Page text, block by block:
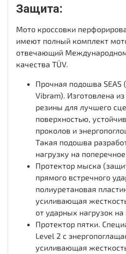
Защита:
Мото кроссовки
имеют полный комплект
отвечающий
качества TÜV.
Прочная подошва SEAS
Vibram). Изготовлена
резины для лучшего
поверхностью,
проколов и
Такая подошва
нагрузку на
Протектор мыска
прямого встречного
полиуретановая
усиливающая
от ударных нагрузок
Протектор пятки.
Level 2 с
усиливающая